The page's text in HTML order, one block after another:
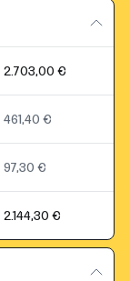
2.703,00 €
461,40 €
97,30 €
2.144,30 €